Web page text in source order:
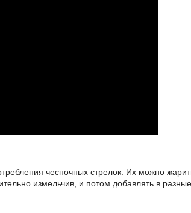
чесночных стрелок. Их можно
измельчив, и потом добавлять в